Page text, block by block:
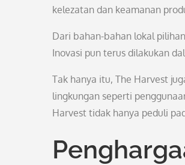
kelezatan dan keamanan
Dari bahan-bahan lokal
Inovasi pun terus dilakukan
Tak hanya itu, The Harvest
lingkungan seperti
Harvest tidak hanya peduli